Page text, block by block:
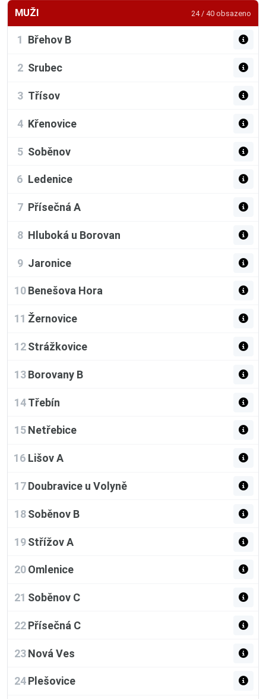
MUŽI 24 / 40 obsazeno
1 Břehov B
2 Srubec
3 Třísov
4 Křenovice
5 Soběnov
6 Ledenice
7 Přísečná A
8 Hluboká u Borovan
9 Jaronice
10 Benešova Hora
11 Žernovice
12 Strážkovice
13 Borovany B
14 Třebín
15 Netřebice
16 Lišov A
17 Doubravice u Volyně
18 Soběnov B
19 Střížov A
20 Omlenice
21 Soběnov C
22 Přísečná C
23 Nová Ves
24 Plešovice